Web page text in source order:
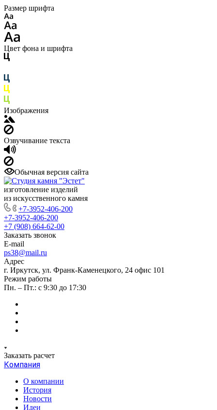
Размер шрифта
Цвет фона и шрифта
Изображения
Озвучивание текста
Обычная версия сайта
изготовление изделий
из искусственного камня
+7-3952-406-200
+7-3952-406-200
+7 (908) 664-62-00
Заказать звонок
E-mail
ps38@mail.ru
Адрес
г. Иркутск, ул. Франк-Каменецкого, 24 офис 101
Режим работы
Пн. – Пт.: с 9:30 до 17:30
Заказать расчет
Компания
О компании
История
Новости
Идеи